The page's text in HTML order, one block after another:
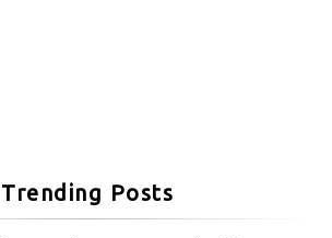
Trending Posts